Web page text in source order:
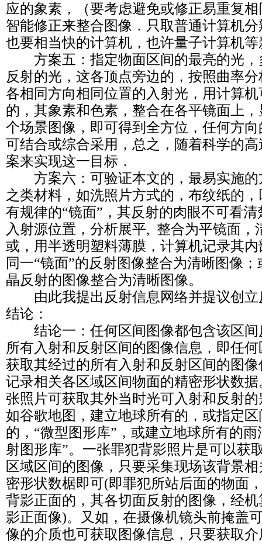
应的象素，（要考虑避免或修正易重复
智能修正来整合图像．只取普通计算机
也要相当快的计算机，也许量子计算机
方案五：指定物面区间的最亮的光，
反射的光，这各顶点旁边的，按照曲率
各相同方向相同位置的入射光，用计算
的，其象素和色素，整合在各平镜面上
个场景图像，即可得到全方位，任何方
可结合或综合采用，总之，随着科学的
案来实现这一目标．
方案六：可验证本文的，最易实施的
之类材料，如洗照片方式的，布纹纸的
有规律的“镜面”，其反射的肉眼不可看
入射源位置，分析展平, 整合为平镜面，
或，用半透明塑料薄膜，计算机记录其
同一“镜面”的反射图像整合为清晰图像
晶反射的图像整合为清晰图像。
由此我提出反射信息网络并提议创立
结论：
结论一：任何区间图像都包含该区间
所有入射和反射区间的图像信息，即任
获取其经过的所有入射和反射区间的图
记录相关各区域区间物面的精密形状数
张照片可获取其外当时光可入射和反射
如谷歌地图，建立地球所有的，或指定
的，“微型图形库”，或建立地球所有的
射图形库”。一张罪犯背影照片是可以获
区域区间的图像，只要采集现场该背景
密形状数椐即可(即罪犯所站后面的物面
背影正面的，其各切面反射的图像，经
影正面像)。又如，在摄像机镜头前掩盖
像的介质也可获取图像信息，只要获取